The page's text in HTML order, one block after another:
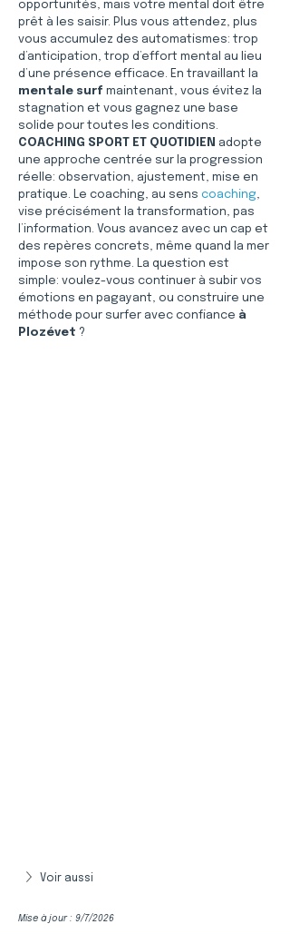
opportunités, mais votre mental doit être
prêt à les saisir. Plus vous attendez, plus
vous accumulez des automatismes: trop
d’anticipation, trop d’effort mental au lieu
d’une présence efficace. En travaillant la
mentale surf maintenant, vous évitez la
stagnation et vous gagnez une base
solide pour toutes les conditions.
COACHING SPORT ET QUOTIDIEN adopte
une approche centrée sur la progression
réelle: observation, ajustement, mise en
pratique. Le coaching, au sens coaching,
vise précisément la transformation, pas
l’information. Vous avancez avec un cap et
des repères concrets, même quand la mer
impose son rythme. La question est
simple: voulez-vous continuer à subir vos
émotions en pagayant, ou construire une
méthode pour surfer avec confiance à
Plozévet ?
Voir aussi
Mise à jour : 9/7/2026